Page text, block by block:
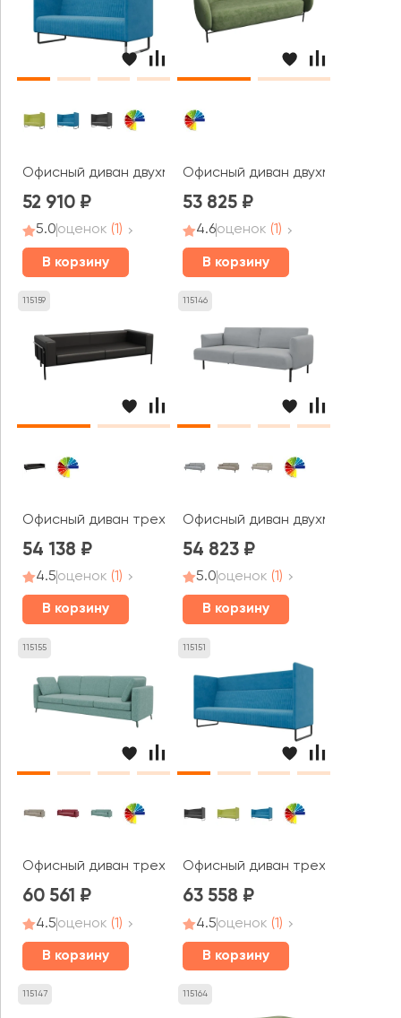
Офисный диван двухместный Бронкс / Bronks
52 910
5.0оценок (1)
В корзину
Офисный диван двухместный
53 825
4.6оценок (1)
В корзину
115159
Офисный диван трехместный Флекс / Flex
54 138
4.5оценок (1)
В корзину
115146
Офисный диван двухместный
54 823
5.0оценок (1)
В корзину
115155
Офисный диван трехместный Браско / Brasco
60 561
4.5оценок (1)
В корзину
115151
Офисный диван трехместный
63 558
4.5оценок (1)
В корзину
115147 115164